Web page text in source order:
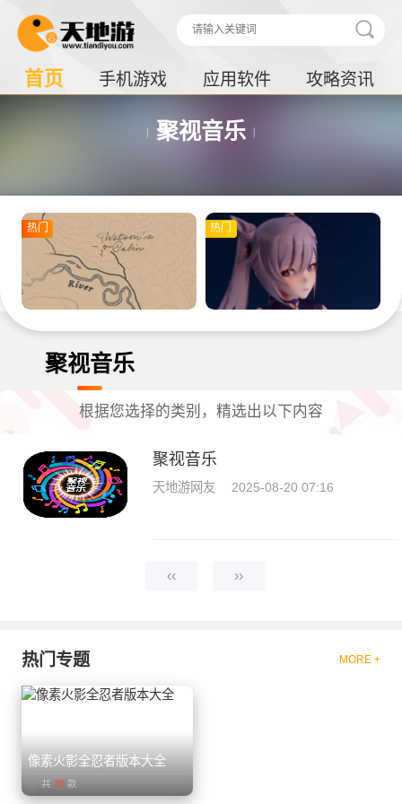
首页 手机游戏 应用软件 攻略资讯
聚视音乐
热门 热门
聚视音乐
根据您选择的类别，精选出以下内容
聚视音乐
天地游网友 2025-08-20 07:16
‹‹ ››
热门专题 MORE +
像素火影全忍者版本大全
共 30 款